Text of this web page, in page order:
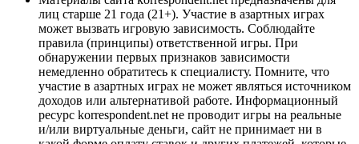
лиц старше 21 года (21+). Участие в азартных играх
может вызвать игровую зависимость. Соблюдайте
правила (принципы) ответственной игры. При
обнаружении первых признаков зависимости
немедленно обратитесь к специалисту. Помните, что
участие в азартных играх не может являться источником
доходов или альтернативой работе. Информационный
ресурс korrespondent.net не проводит игры на реальные
и/или виртуальные деньги, сайт не принимает ни в